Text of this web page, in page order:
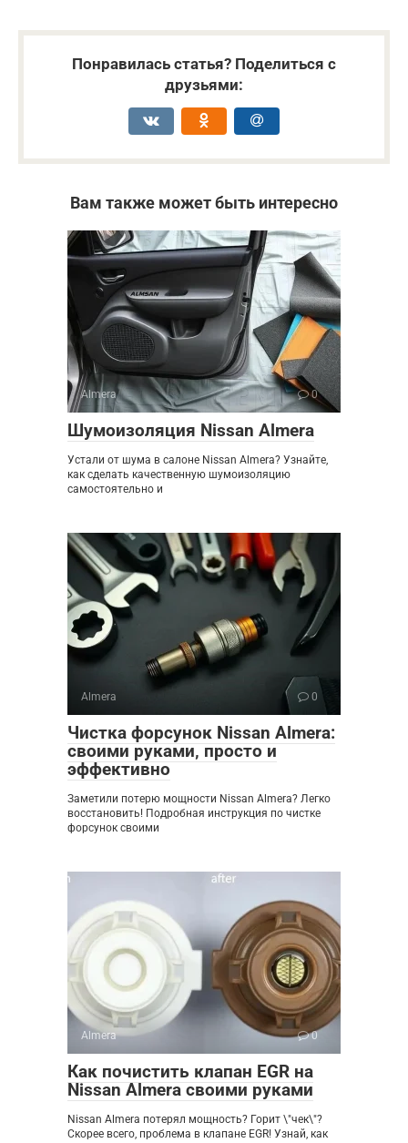
Понравилась статья? Поделиться с
друзьями:
Вам также может быть интересно
Almera 0
Шумоизоляция Nissan Almera
Устали от шума в салоне Nissan Almera? Узнайте,
как сделать качественную шумоизоляцию
самостоятельно и
Almera 0
Чистка форсунок Nissan Almera:
своими руками‚ просто и
эффективно
Заметили потерю мощности Nissan Almera? Легко
восстановить! Подробная инструкция по чистке
форсунок своими
Almera 0
Как почистить клапан EGR на
Nissan Almera своими руками
Nissan Almera потерял мощность? Горит \"чек\"?
Скорее всего, проблема в клапане EGR! Узнай, как